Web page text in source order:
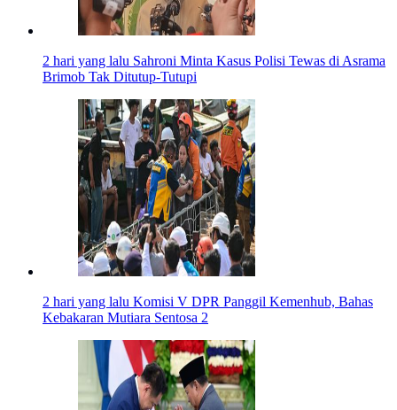
2 hari yang lalu Sahroni Minta Kasus Polisi Tewas di Asrama
Brimob Tak Ditutup-Tutupi
2 hari yang lalu Komisi V DPR Panggil Kemenhub, Bahas
Kebakaran Mutiara Sentosa 2